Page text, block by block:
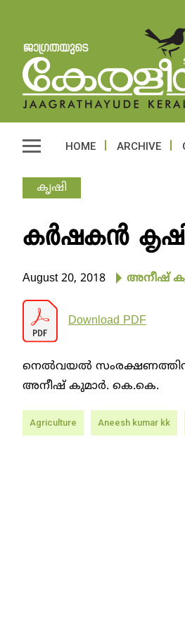
HOME ARCHIVE
കൃഷി
കര്‍ഷകന്‍
August 20, 2018 അനീഷ്
Download PDF
നെല്‍വയല്‍
അനീഷ് കുമാര്‍. കെ.കെ.
Agriculture Aneesh kumar kk